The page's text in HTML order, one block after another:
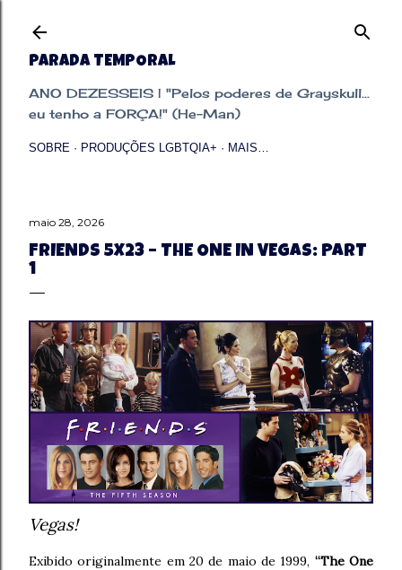
PARADA TEMPORAL
ANO DEZESSEIS | "Pelos poderes de Grayskull...
eu tenho a FORÇA!" (He-Man)
SOBRE PRODUÇÕES LGBTQIA+ MAIS…
maio 28, 2026
FRIENDS 5X23 – THE ONE IN VEGAS: PART
1
Vegas!
Exibido originalmente em 20 de maio de 1999, “The One